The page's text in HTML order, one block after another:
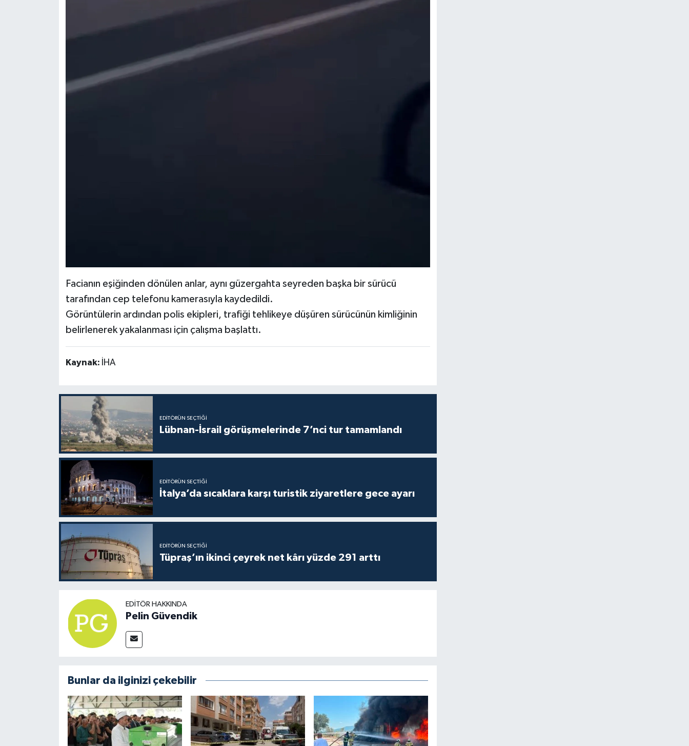
Facianın eşiğinden dönülen anlar, aynı güzergahta seyreden başka bir sürücü
tarafından cep telefonu kamerasıyla kaydedildi.
Görüntülerin ardından polis ekipleri, trafiği tehlikeye düşüren sürücünün kimliğinin
belirlenerek yakalanması için çalışma başlattı.
Kaynak: İHA
EDITÖRÜN SEÇTIĞI
Lübnan-İsrail görüşmelerinde 7’nci tur tamamlandı
EDITÖRÜN SEÇTIĞI
İtalya’da sıcaklara karşı turistik ziyaretlere gece ayarı
EDITÖRÜN SEÇTIĞI
Tüpraş’ın ikinci çeyrek net kârı yüzde 291 arttı
EDITÖR HAKKINDA
Pelin Güvendik
Bunlar da ilginizi çekebilir